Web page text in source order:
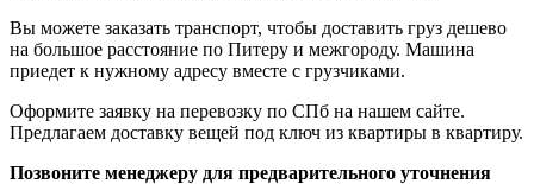
Вы можете заказать транспорт, чтобы доставить груз дешево
на большое расстояние по Питеру и межгороду. Машина
приедет к нужному адресу вместе с грузчиками.
Оформите заявку на перевозку по СПб на нашем сайте.
Предлагаем доставку вещей под ключ из квартиры в квартиру.
Позвоните менеджеру для предварительного уточнения